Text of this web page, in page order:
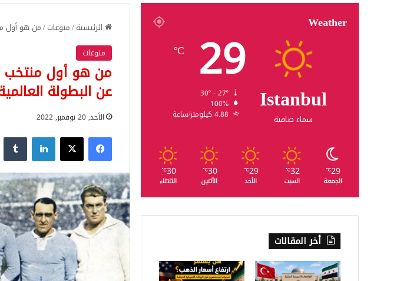
الرئيسية/منوعات/من هو أول
منوعات
من هو أول منتخب
عن البطولة
الأحد, 20 نوفمبر, 2022
فيسبوك‫X لينكدإن
Weather
Istanbul
سماء صافية
29
℃
100%
4.88 كيلومتر/ساعة
29
℃
الجمعة
32
℃
السبت
29
℃
الأحد
30
℃
الأثنين
30
℃
الثلاثاء
أخر المقالات